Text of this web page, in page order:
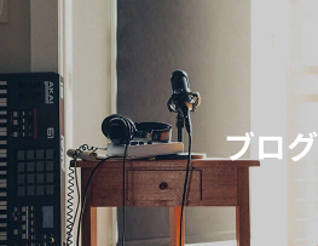
ブログ